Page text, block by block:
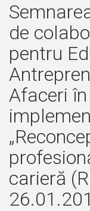
de
pentru
Afaceri
carieră